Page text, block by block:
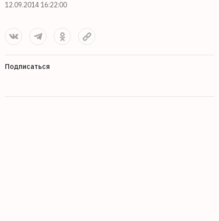
12.09.2014 16:22:00
Подписаться